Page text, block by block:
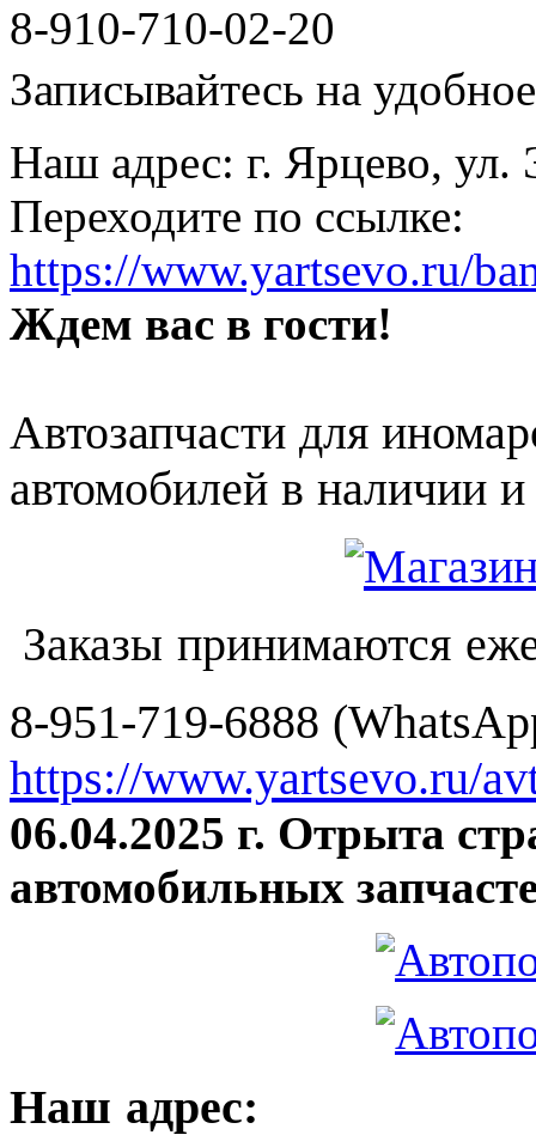
8-910-710-02-20
Записывайтесь на
Наш адрес: г. Ярцево, ул.
Переходите по ссылке:
https://www.yartsevo.ru/
Ждем вас в гости!
Автозапчасти для
автомобилей в наличии и
Заказы принимаются
8-951-719-6888
https://www.yartsevo.ru/
06.04.2025 г. Отрыта
автомобильных
Наш адрес: